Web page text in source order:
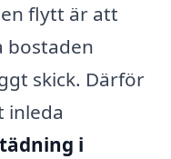
flytt är att
bostaden
skick. Därför
inleda
i